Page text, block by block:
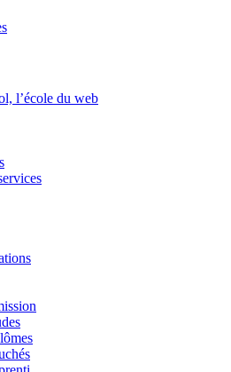
l’école du web